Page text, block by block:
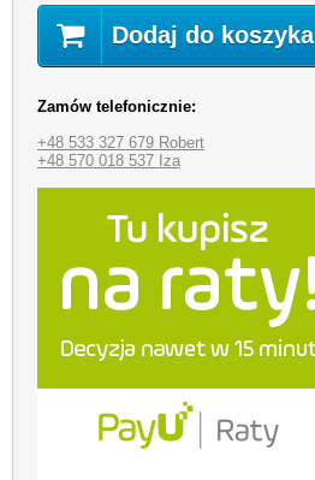
Dodaj do koszyka
Zamów telefonicznie:
+48 533 327 679 Robert
+48 570 018 537 Iza